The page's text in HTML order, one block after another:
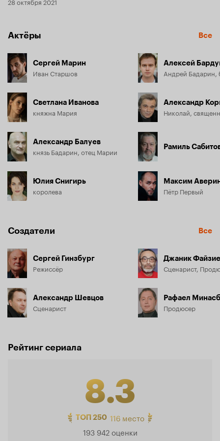
Актёры Все
Сергей Марин
Иван Старшов
Светлана Иванова
княжна Мария
Александр Балуев
князь Бадарин, отец Марии
Юлия Снигирь
королева
Алексей
Андрей Бадарин,
Александр
Николай,
Рамиль
Максим
Пётр Первый
Создатели Все
Сергей Гинзбург
Режиссёр
Александр Шевцов
Сценарист
Джаник
Сценарист,
Рафаел
Продюсер
Рейтинг сериала
8.3
Рейтинг
ТОП 250 116 место
193 942 оценки